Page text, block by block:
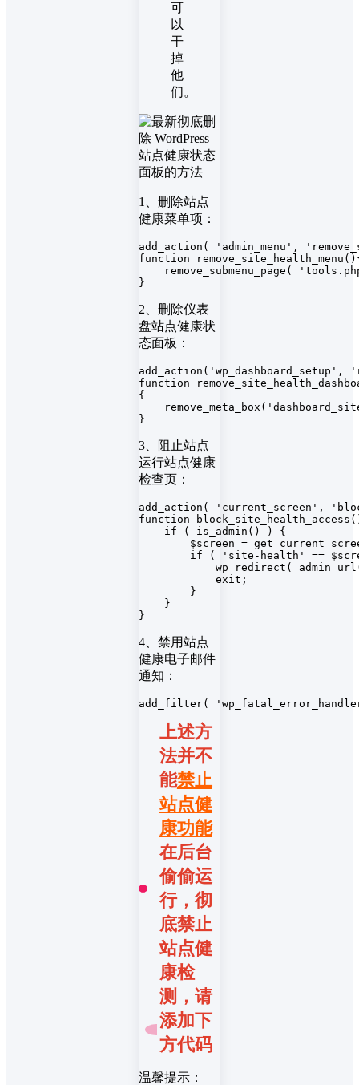
可
以
干
掉
他
们。
1、删除站点
健康菜单项：
add_action( 'admin_menu',
function
remove_submenu_page(
}
2、删除仪表
盘站点健康状
态面板：
add_action('wp_dashboard_setup',
function
{
}
3、阻止站点
运行站点健康
检查页：
add_action( 'current_screen',
function
    if ( is_admin() ) {
$screen =
if ( 'site-health' ==
wp_redirect(
            exit;
        }
    }
}
4、禁用站点
健康电子邮件
通知：
add_filter(
上述方
法并不
能禁止
站点健
康功能
在后台
偷偷运
行，彻
底禁止
站点健
康检
测，请
添加下
方代码
温馨提示：